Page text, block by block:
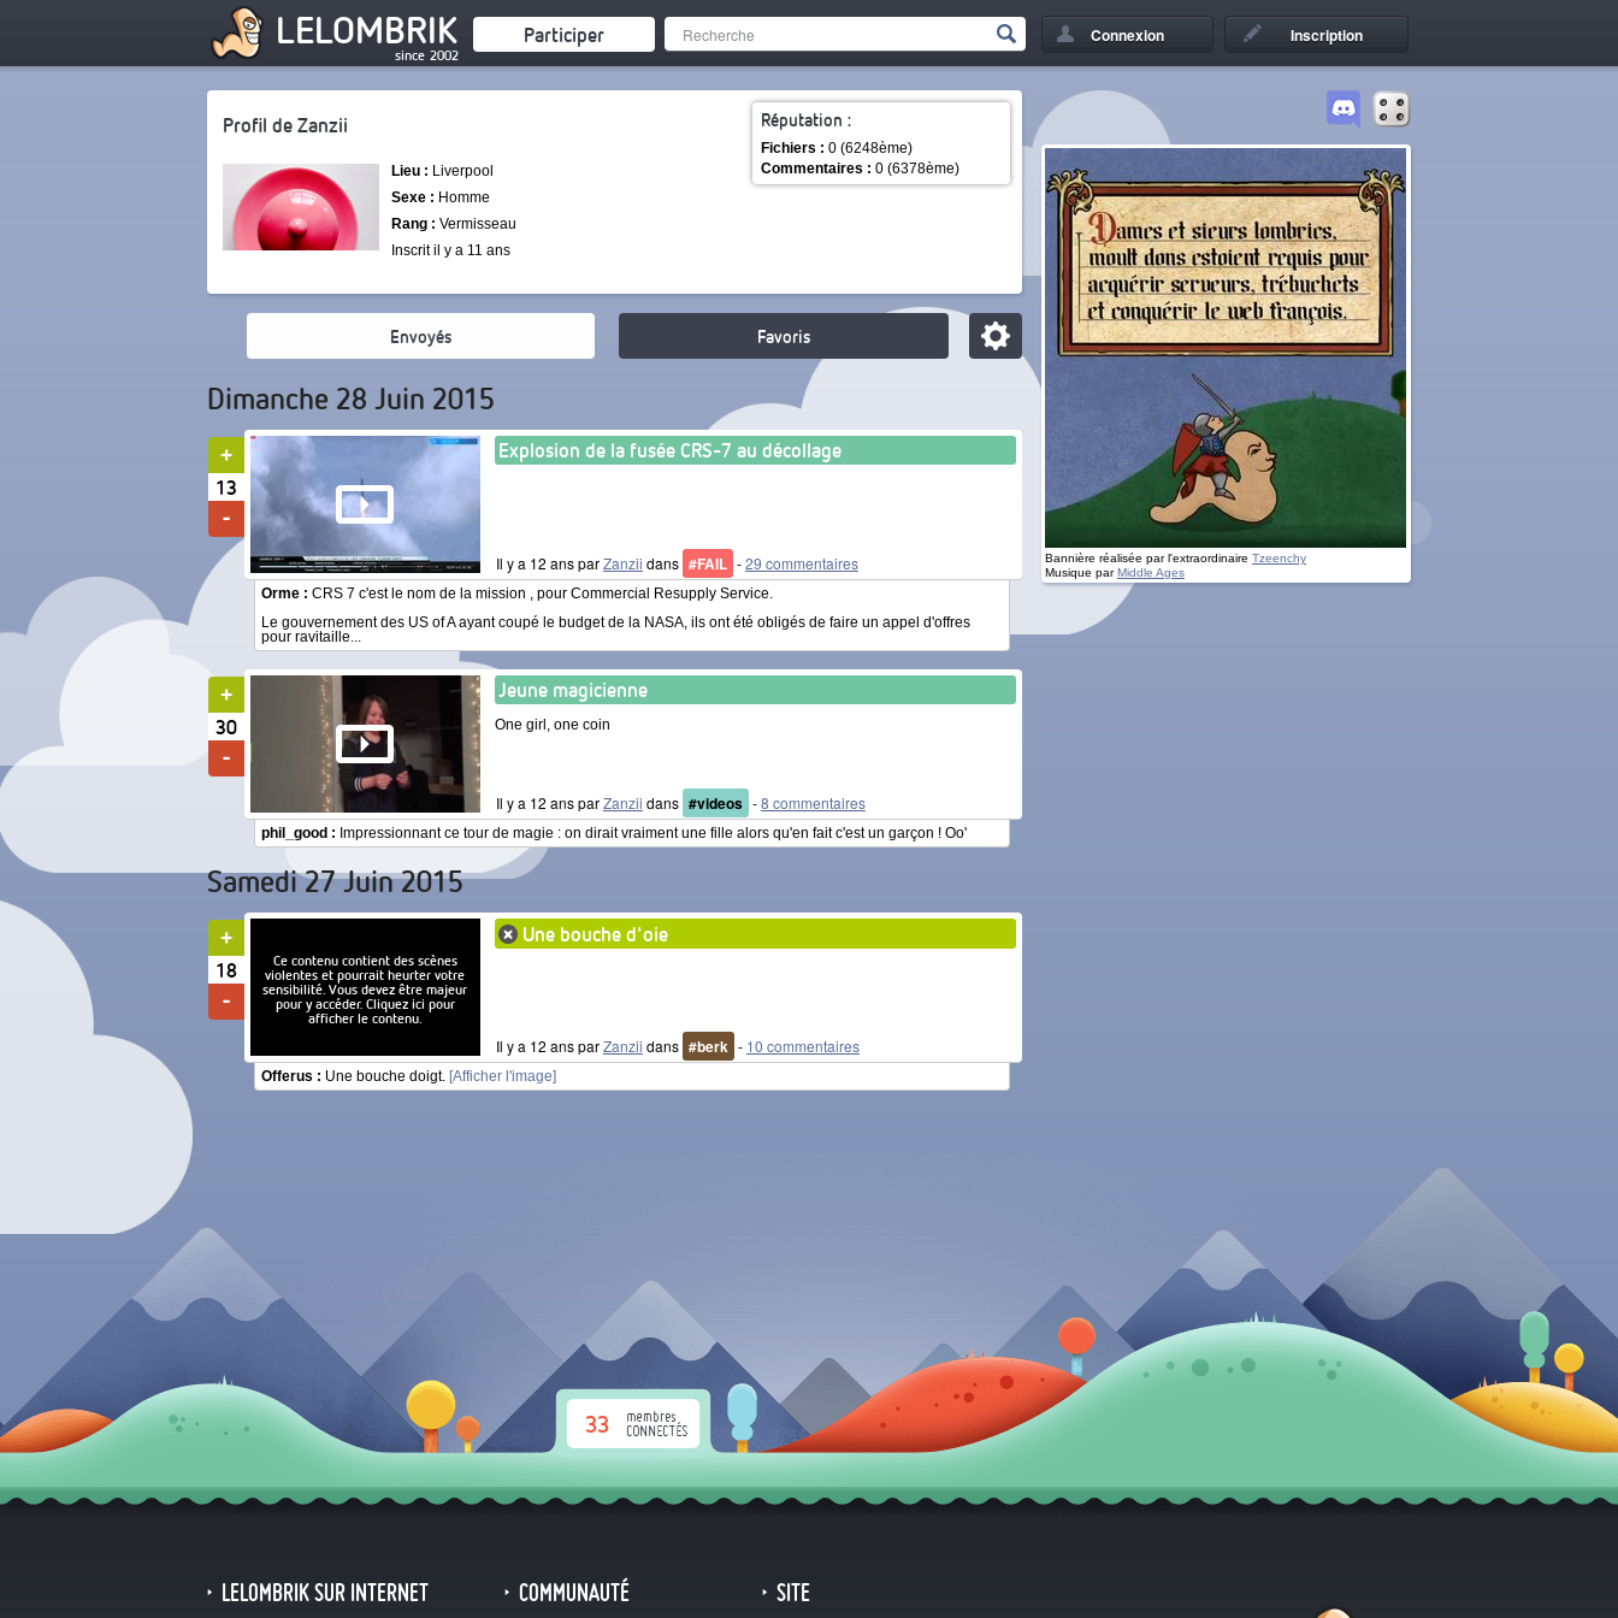
LELOMBRIK
since 2002
Participer Connexion Inscription
Bannière réalisée par l'extraordinaire Tzeenchy
Musique parMiddle Ages
Réputation :
Fichiers : 0 (6248ème)
Commentaires : 0 (6378ème)
Profil de Zanzii
Lieu : Liverpool
Sexe : Homme
Rang : Vermisseau
Inscrit il y a 11 ans
Envoyés Favoris
Dimanche 28 Juin 2015
Explosion de la fusée CRS-7 au décollage
Il y a 12 ans parZanzii dans #FAIL -29 commentaires
13
Orme : CRS 7 c'est le nom de la mission , pour Commercial Resupply Service.
Le gouvernement des US of A ayant coupé le budget de la NASA, ils ont été obligés de faire un appel d'offres
pour ravitaille...
Jeune magicienne
One girl, one coin
Il y a 12 ans parZanzii dans #videos -8 commentaires
30
phil_good : Impressionnant ce tour de magie : on dirait vraiment une fille alors qu'en fait c'est un garçon ! Oo'
Samedi 27 Juin 2015
Ce contenu contient des scènes
violentes et pourrait heurter votre
sensibilité. Vous devez être majeur
pour y accéder. Cliquez ici pour
afficher le contenu.
Une bouche d'oie
Il y a 12 ans parZanzii dans #berk - 10 commentaires
18
Offerus : Une bouche doigt. [Afficher l'image]
33
LELOMBRIK SUR INTERNET COMMUNAUTÉ SITE